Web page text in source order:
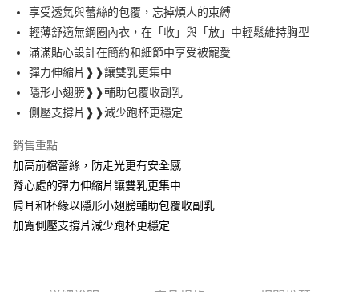
ATM付款
運送方式
全家取貨付款
每筆NT$60，滿NT$999(含以上)免運費
每筆NT$60，滿NT$999(含以上)免運費
每筆NT$60，滿NT$999(含以上)免運費
付款後7-11取貨
享受透氣與蕾絲的包覆，忘掉煩人的束縛
輕薄舒適無鋼圈內衣，在「收」與「放」中輕鬆維持胸型
滿滿貼心設計在簡約和細節中享受被寵愛
彈力伸縮片❱❱讓雙乳更集中
隱形小翅膀❱❱輔助包覆收副乳
側壓支撐片❱❱減少跑杯更穩定
銷售重點
加高前檔蕾絲，防走光更有安全感
脊心處的彈力伸縮片讓雙乳更集中
肩耳和杯緣以隱形小翅膀輔助包覆收副乳
加寬側壓支撐片減少跑杯更穩定